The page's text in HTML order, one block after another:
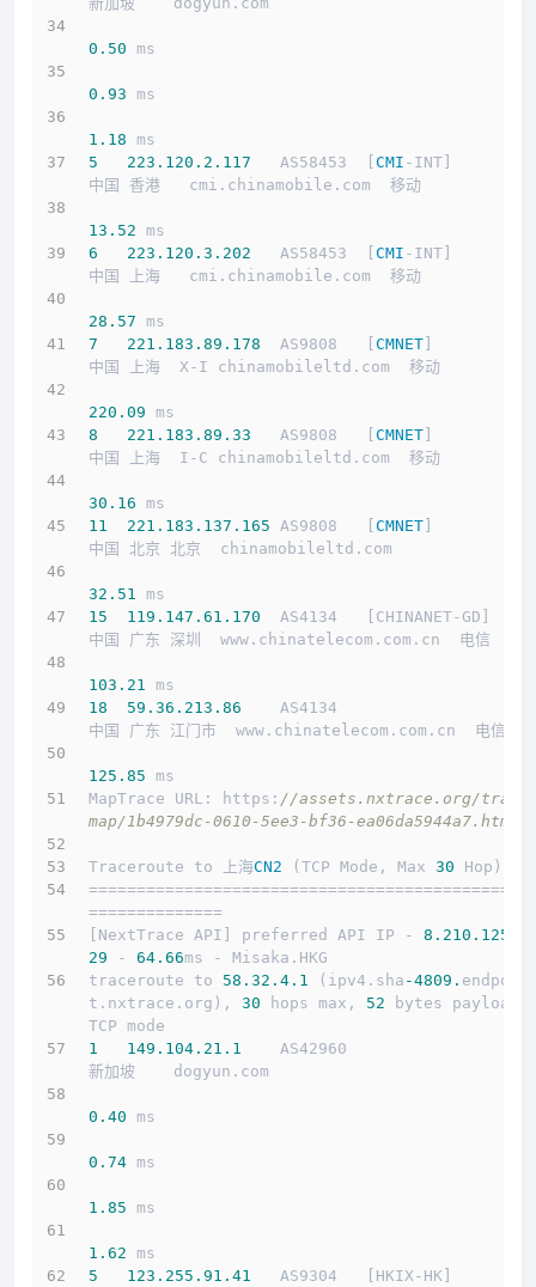
0.50 ms
0.93 ms
1.18 ms
5
223.120 .2 .117
   AS58453  [
CMI -INT]
中国 香港   cmi.chinamobile.com  移动
13.52 ms
6
223.120 .3 .202
   AS58453  [
CMI -INT]
中国 上海   cmi.chinamobile.com  移动
28.57 ms
7
221.183 .89 .178
  AS9808   [
CMNET
中国 上海  X-I chinamobileltd.com  移动
220.09 ms
8
221.183 .89 .33
   AS9808   [
CMNET
中国 上海  I-C chinamobileltd.com  移动
30.16 ms
11
221.183 .137 .165 AS9808   [ CMNET
中国 北京 北京  chinamobileltd.com
32.51 ms
15
119.147 .61 .170
  AS4134   [CHINANET-GD]
中国 广东 深圳  www.chinatelecom.com.cn  电信
103.21 ms
18
59.36 .213 .86
    AS4134
中国 广东 江门市  www.chinatelecom.com.cn  电信
125.85 ms
MapTrace URL: https: //assets.nxtrace.org/trace
map/1b4979dc-0610-5ee3-bf36-ea06da5944a7.html
Traceroute to 上海CN2 (TCP Mode, Max 30 Hop)
==============================================
==============
[NextTrace API] preferred API IP - 8.210 .125
29 - 64.66ms - Misaka.HKG
traceroute to 58.32 .4 .1 (ipv4.sha -4809. endpoin
t.nxtrace.org), 30 hops max, 52 bytes payload,
TCP mode
1
149.104 .21 .1
    AS42960
新加坡    dogyun.com
0.40 ms
0.74 ms
1.85 ms
1.62 ms
5
123.255 .91 .41
   AS9304   [HKIX-HK]